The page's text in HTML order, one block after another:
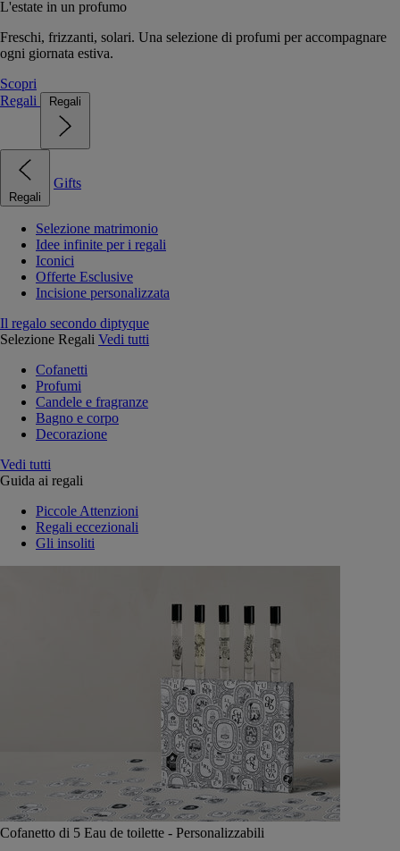
L'estate in un profumo
Freschi, frizzanti, solari. Una selezione di profumi per accompagnare
ogni giornata estiva.
Scopri
Regali
Regali
Regali
Gifts
Selezione matrimonio
Idee infinite per i regali
Iconici
Offerte Esclusive
Incisione personalizzata
Il regalo secondo diptyque
Selezione Regali Vedi tutti
Cofanetti
Profumi
Candele e fragranze
Bagno e corpo
Decorazione
Vedi tutti
Guida ai regali
Piccole Attenzioni
Regali eccezionali
Gli insoliti
Cofanetto di 5 Eau de toilette - Personalizzabili